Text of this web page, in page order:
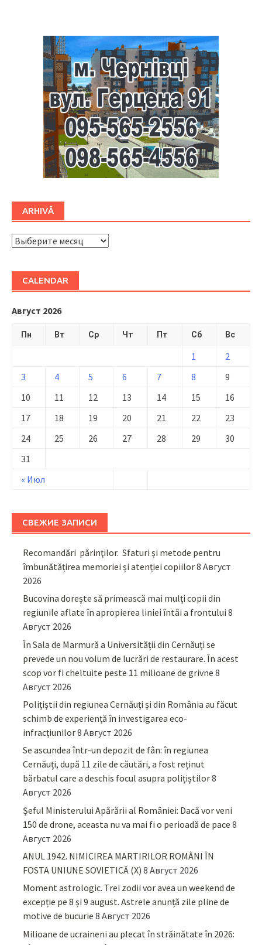
ARHIVĂ
ARHIVĂ
CALENDAR
Август 2026
Пн Вт Ср Чт Пт Сб Вс
« Июл
1
2
3
4 5 6 7 8
9
10
11 12 13 14 15
16
17
18 19 20 21 22
23
24
25 26 27 28 29
30
31
СВЕЖИЕ ЗАПИСИ
Recomandări părinţilor. Sfaturi și metode pentru
îmbunătățirea memoriei și atenției copiilor8 Август
2026
Bucovina dorește să primească mai mulți copii din
regiunile aflate în apropierea liniei întâi a frontului 8
Август 2026
În Sala de Marmură a Universității din Cernăuți se
prevede un nou volum de lucrări de restaurare. În acest
scop vor fi cheltuite peste 11 milioane de grivne 8
Август 2026
Polițiștii din regiunea Cernăuți și din România au făcut
schimb de experiență în investigarea eco-
infracțiunilor8 Август 2026
Se ascundea într-un depozit de fân: în regiunea
Cernăuți, după 11 zile de căutări, a fost reținut
bărbatul care a deschis focul asupra polițiștilor8
Август 2026
Șeful Ministerului Apărării al României: Dacă vor veni
150 de drone, aceasta nu va mai fi o perioadă de pace 8
Август 2026
ANUL 1942. NIMICIREA MARTIRILOR ROMÂNI ÎN
FOSTA UNIUNE SOVIETICĂ (X) 8 Август 2026
Moment astrologic. Trei zodii vor avea un weekend de
excepție pe 8 și 9 august. Astrele anunță zile pline de
motive de bucurie 8 Август 2026
Milioane de ucraineni au plecat în străinătate în 2026: